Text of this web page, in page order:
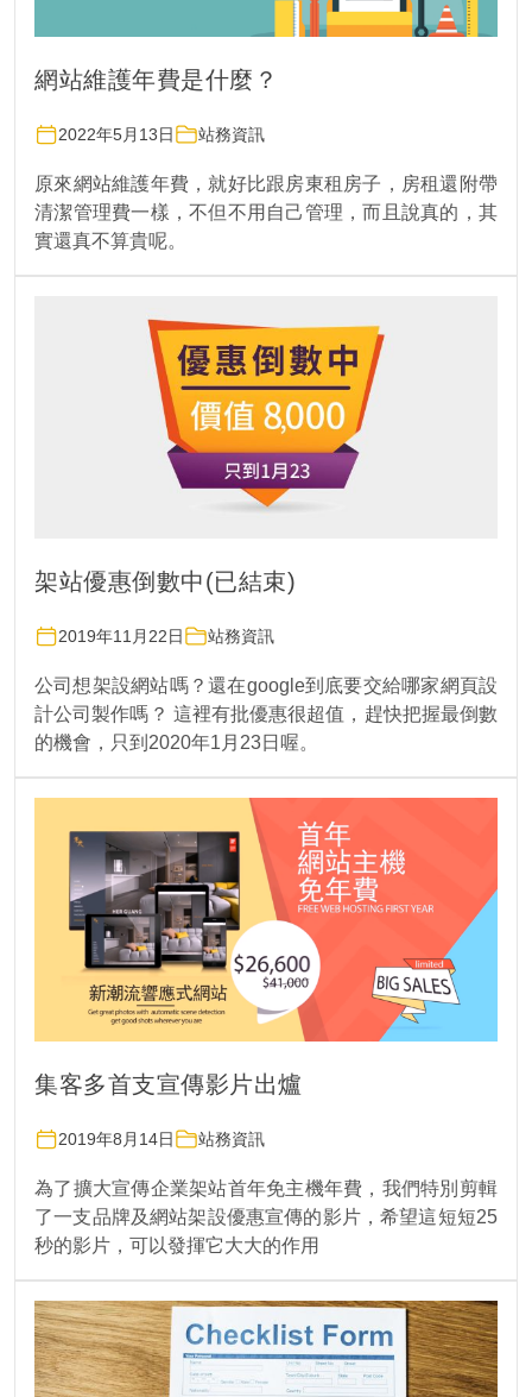
網站維護年費是什麼？
2022年5月13日 站務資訊
原來網站維護年費，就好比跟房東租房子，房租還附帶
清潔管理費一樣，不但不用自己管理，而且說真的，其
實還真不算貴呢。
架站優惠倒數中(已結束)
2019年11月22日 站務資訊
公司想架設網站嗎？還在google到底要交給哪家網頁設
計公司製作嗎？ 這裡有批優惠很超值，趕快把握最倒數
的機會，只到2020年1月23日喔。
集客多首支宣傳影片出爐
2019年8月14日 站務資訊
為了擴大宣傳企業架站首年免主機年費，我們特別剪輯
了一支品牌及網站架設優惠宣傳的影片，希望這短短25
秒的影片，可以發揮它大大的作用